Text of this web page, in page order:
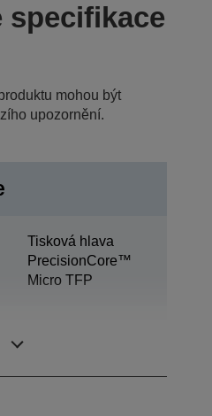
specifikace
mohou být
upozornění.
Tisková hlava
PrecisionCore™
Micro TFP